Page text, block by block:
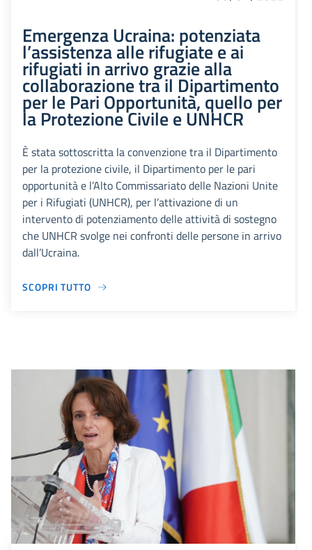
Emergenza Ucraina: potenziata
l’assistenza alle rifugiate e ai
rifugiati in arrivo grazie alla
collaborazione tra il Dipartimento
per le Pari Opportunità, quello per
la Protezione Civile e UNHCR
È stata sottoscritta la convenzione tra il Dipartimento
per la protezione civile, il Dipartimento per le pari
opportunità e l’Alto Commissariato delle Nazioni Unite
per i Rifugiati (UNHCR), per l’attivazione di un
intervento di potenziamento delle attività di sostegno
che UNHCR svolge nei confronti delle persone in arrivo
dall’Ucraina.
SCOPRI TUTTO